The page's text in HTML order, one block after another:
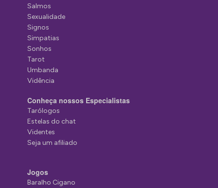
Salmos
Sexualidade
Signos
Simpatias
Sonhos
Tarot
Umbanda
Vidência
Conheça nossos Especialistas
Tarólogos
Estelas do chat
Videntes
Seja um afiliado
Jogos
Baralho Cigano